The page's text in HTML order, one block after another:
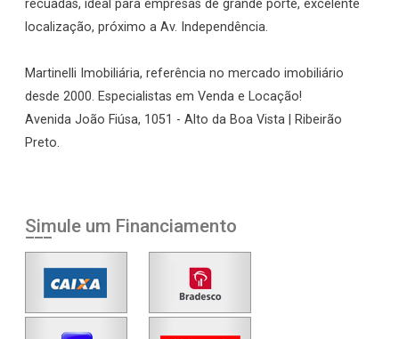
recuadas, ideal para empresas de grande porte, excelente
localização, próximo a Av. Independência.
Martinelli Imobiliária, referência no mercado imobiliário
desde 2000. Especialistas em Venda e Locação!
Avenida João Fiúsa, 1051 - Alto da Boa Vista | Ribeirão
Preto.
Simule um Financiamento